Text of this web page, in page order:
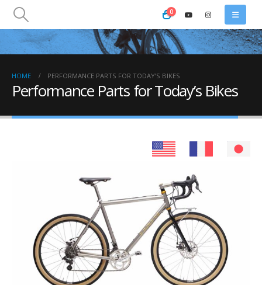
0
HOME PERFORMANCE PARTS FOR TODAY’S BIKES
Performance Parts for Today’s Bikes